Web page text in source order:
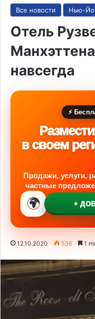
Все новости Нью-
Отель
навсегда
⚡
в своем
Продажи, услуги,
частные
🌍 +
12.10.2020 536 1